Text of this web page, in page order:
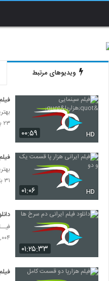
ویدیوهای مرتبط
۰۰:۵۹ HD
۲۳ بازدید
۰۱:۰۶ HD
۳۱ بازدید
۰۱:۲۵:۳۳
۲,۰۰۴